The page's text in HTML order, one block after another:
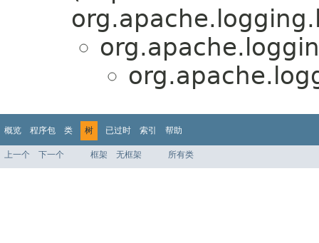
概览 程序包 类 树 已过时 索引 帮助
上一个 下一个 框架 无框架 所有类